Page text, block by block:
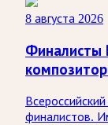
8 августа 2026
Финалисты
финалистов.